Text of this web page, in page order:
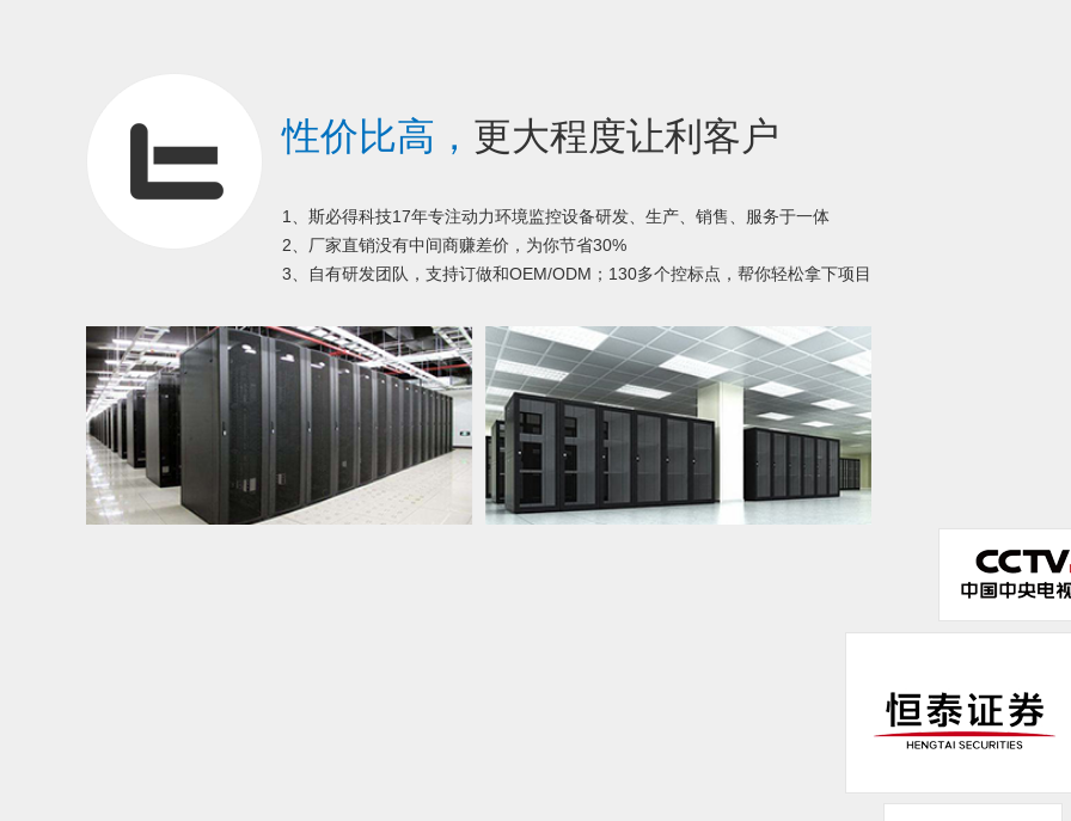
性价比高， 更大程度让利客户
1、斯必得科技17年专注动力环境监控设备研发、生产、销售、服务于一体
2、厂家直销没有中间商赚差价，为你节省30%
3、自有研发团队，支持订做和OEM/ODM；130多个控标点，帮你轻松拿下项目